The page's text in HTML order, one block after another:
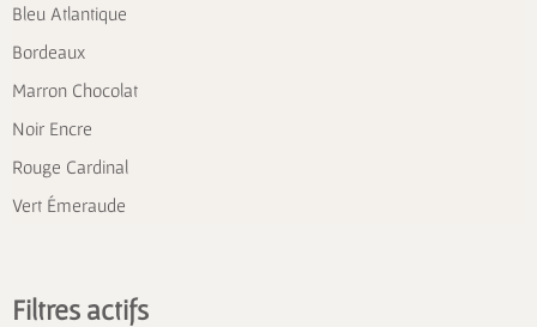
Bleu Atlantique
Bordeaux
Marron Chocolat
Noir Encre
Rouge Cardinal
Vert Émeraude
Filtres actifs